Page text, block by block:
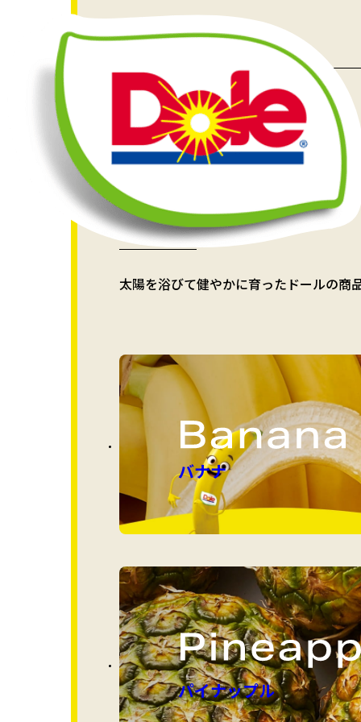
HOME 商品情報
商品情報
太陽を浴びて健やかに育ったドールの商
バナナ
パイナップル